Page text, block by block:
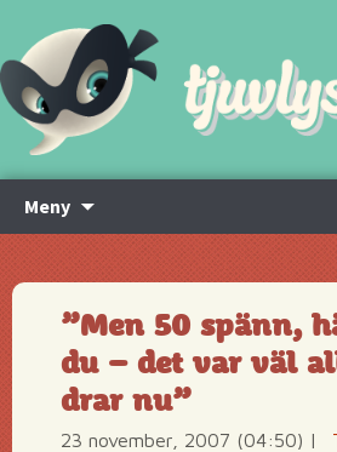
Meny
innehåll
”Men 50 spänn,
du – det var väl
drar nu”
23 november, 2007 (04:50) |